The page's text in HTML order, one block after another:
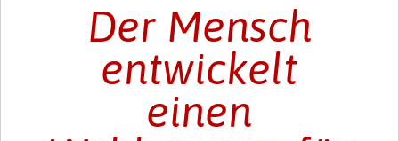
Der Mensch
entwickelt
einen